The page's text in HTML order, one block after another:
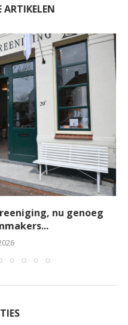
ARTIKELEN
nu genoeg